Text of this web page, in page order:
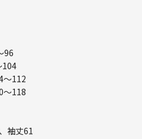
96
104
～112
～118
袖丈61